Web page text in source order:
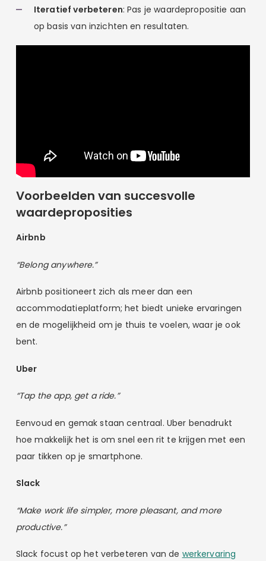
Iteratief verbeteren: Pas je waardepropositie aan
op basis van inzichten en resultaten.
Voorbeelden van succesvolle
waardeproposities
Airbnb
“Belong anywhere.”
Airbnb positioneert zich als meer dan een
accommodatieplatform; het biedt unieke ervaringen
en de mogelijkheid om je thuis te voelen, waar je ook
bent.
Uber
“Tap the app, get a ride.”
Eenvoud en gemak staan centraal. Uber benadrukt
hoe makkelijk het is om snel een rit te krijgen met een
paar tikken op je smartphone.
Slack
“Make work life simpler, more pleasant, and more
productive.”
Slack focust op het verbeteren van de werkervaring